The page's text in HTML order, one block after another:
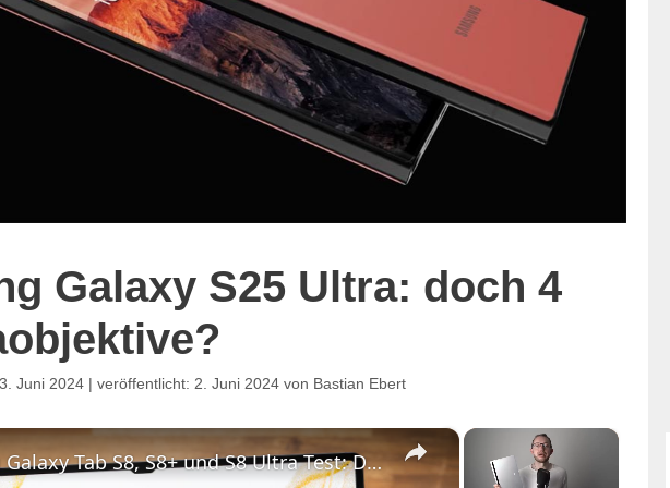
Galaxy S25 Ultra: doch 4
3. Juni 2024 2. Juni 2024 von Bastian Ebert
×
×
Samsung Galaxy Tab S8, S8+ und S8 Ultra Test: Das Beste vom Besten?